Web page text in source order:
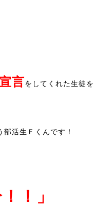
言をしてくれた生徒
部活生Ｆくんです！
！」